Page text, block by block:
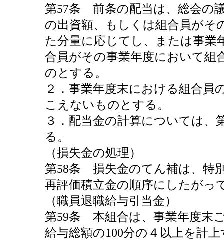
第57条 前条の配当は、総会の
の出資額、もしくは組合員がそ
た分量に応じてし、または事業
合員がその事業年度において組
のとする。
２．事業年度末における組合員
こえないものとする。
３．配当金の計算については、
る。
（損失金の処理）
第58条 損失金のてん補は、特
再評価積立金の順序にしたがっ
（職員退職給与引当金）
第59条 本組合は、事業年度末
給与総額の100分の４以上を計